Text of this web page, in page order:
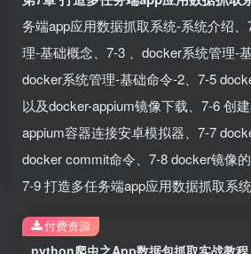
务端app应用数据抓取系统-系统介绍
理-基础概念、7-3 、docker系统管理-
docker系统管理-基础命令-2、7-5
以及docker-appium镜像下载、7-6 创
appium容器连接安卓模拟器、7-7
docker commit命令、7-8 docker镜像的
7-9 打造多任务端app应用数据抓取系
付费资源